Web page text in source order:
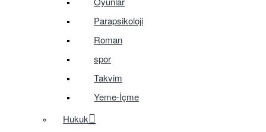
Parapsikoloji
Roman
spor
Takvim
Yeme-İçme
Hukuk